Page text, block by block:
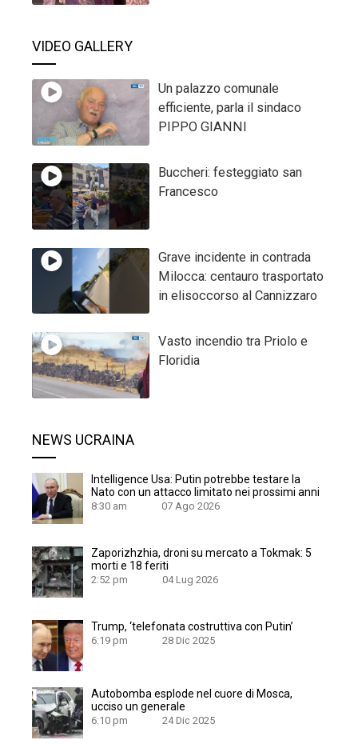
VIDEO GALLERY
Un palazzo comunale
efficiente, parla il sindaco
PIPPO GIANNI
Buccheri: festeggiato san
Francesco
Grave incidente in contrada
Milocca: centauro trasportato
in elisoccorso al Cannizzaro
Vasto incendio tra Priolo e
Floridia
NEWS UCRAINA
Intelligence Usa: Putin potrebbe testare la
Nato con un attacco limitato nei prossimi anni
8:30 am 07 Ago 2026
Zaporizhzhia, droni su mercato a Tokmak: 5
morti e 18 feriti
2:52 pm 04 Lug 2026
Trump, ‘telefonata costruttiva con Putin’
6:19 pm 28 Dic 2025
Autobomba esplode nel cuore di Mosca,
ucciso un generale
6:10 pm 24 Dic 2025